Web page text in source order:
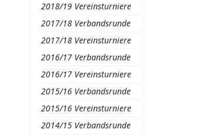
2018/19 Vereinsturniere
2017/18 Verbandsrunde
2017/18 Vereinsturniere
2016/17 Verbandsrunde
2016/17 Vereinsturniere
2015/16 Verbandsrunde
2015/16 Vereinsturniere
2014/15 Verbandsrunde